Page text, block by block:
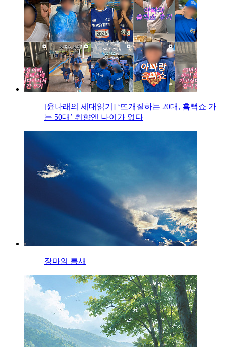
[윤나래의 세대읽기] ‘뜨개질하는 20대, 흠뻑쇼 가
는 50대’ 취향엔 나이가 없다
장마의 틈새